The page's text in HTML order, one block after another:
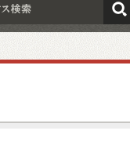
検索